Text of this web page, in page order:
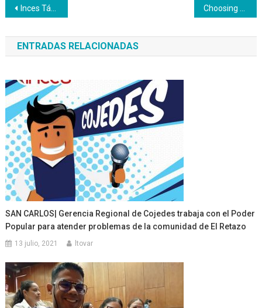
Navegación
de
entradas
Inces Táchira realiza jornada integral en el Centro Penitenciario de Occidente
ENTRADAS RELACIONADAS
SAN CARLOS| Gerencia Regional de Cojedes trabaja con el Poder
Popular para atender problemas de la comunidad de El Retazo
13 julio, 2021 ltovar